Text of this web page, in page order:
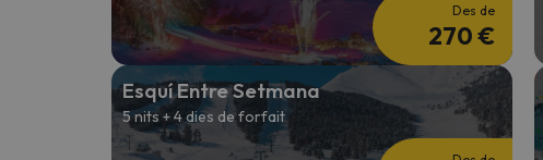
Des de
270 €
Esquí Entre Setmana
5 nits + 4 dies de forfait